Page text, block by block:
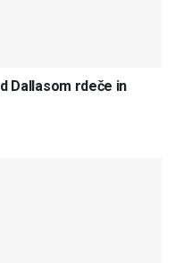
Dallasom rdeče in